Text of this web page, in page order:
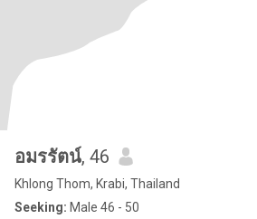
อมรรัตน์, 46
Khlong Thom, Krabi, Thailand
Seeking: Male 46 - 50